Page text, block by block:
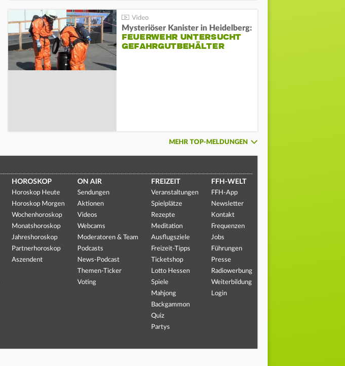
Mysteriöser Kanister in Heidelberg:
FEUERWEHR UNTERSUCHT
GEFAHRGUTBEHÄLTER
MEHR TOP-MELDUNGEN
HOROSKOP
Horoskop Heute
Horoskop Morgen
Wochenhoroskop
Monatshoroskop
Jahreshoroskop
Partnerhoroskop
Aszendent
ON AIR
Sendungen
Aktionen
Videos
Webcams
Moderatoren & Team
Podcasts
News-Podcast
Themen-Ticker
Voting
FREIZEIT
Veranstaltungen
Spielplätze
Rezepte
Meditation
Ausflugsziele
Freizeit-Tipps
Ticketshop
Lotto Hessen
Spiele
Mahjong
Backgammon
Quiz
Partys
FFH-WELT
FFH-App
Newsletter
Kontakt
Frequenzen
Jobs
Führungen
Presse
Radiowerbung
Weiterbildung
Login